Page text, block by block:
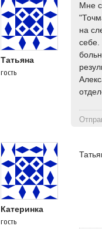
Татьяна
гость
Мне
на
себе.
Катеринка
гость